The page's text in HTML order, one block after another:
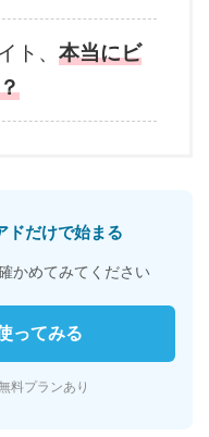
ト、 本当にビ
ドだけで始まる
かめてみてください
ってみる
料プランあり